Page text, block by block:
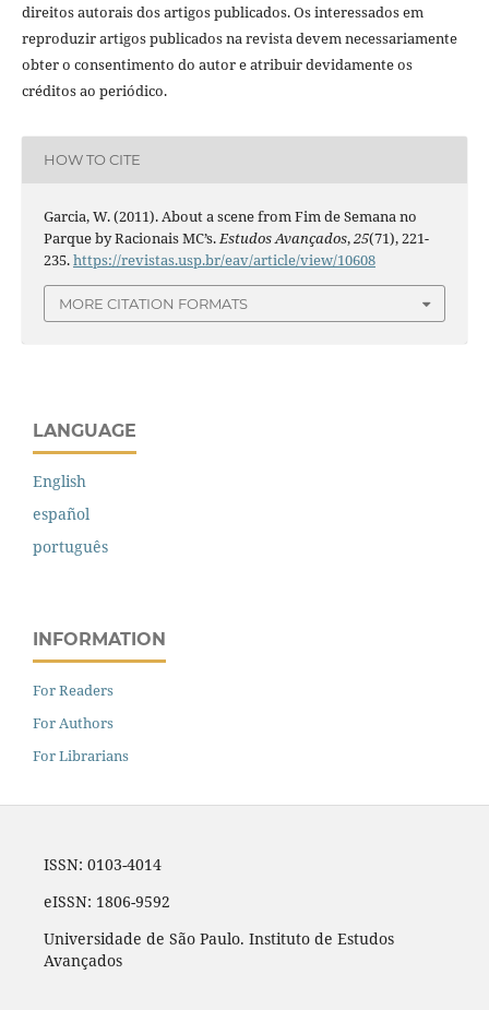
direitos autorais dos artigos publicados. Os interessados em
reproduzir artigos publicados na revista devem necessariamente
obter o consentimento do autor e atribuir devidamente os
créditos ao periódico.
HOW TO CITE
Garcia, W. (2011). About a scene from Fim de Semana no
Parque by Racionais MC’s.Estudos Avançados,25(71), 221-
235.https://revistas.usp.br/eav/article/view/10608
MORE CITATION FORMATS
LANGUAGE
English
español
português
INFORMATION
For Readers
For Authors
For Librarians
ISSN: 0103-4014
eISSN: 1806-9592
Universidade de São Paulo. Instituto de Estudos
Avançados